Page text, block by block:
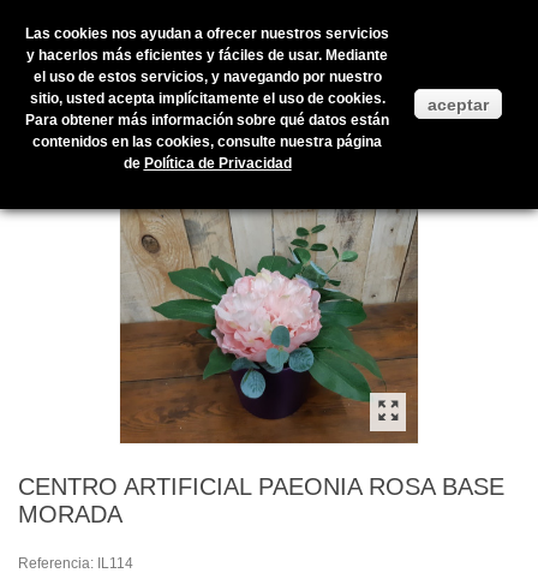
Inicio > Productos en stock > FLOR ARTIFICIAL >
CENTROS
ARTIFICIALES > CENTRO ARTIFICIAL PAEONIA ROSA BASE MORADA
CENTRO ARTIFICIAL PAEONIA ROSA BASE
MORADA
Referencia: IL114
Las cookies nos ayudan a ofrecer nuestros servicios
y hacerlos más eficientes y fáciles de usar. Mediante
el uso de estos servicios, y navegando por nuestro
sitio, usted acepta implícitamente el uso de cookies.
Para obtener más información sobre qué datos están
contenidos en las cookies, consulte nuestra página
de Política de Privacidad
aceptar